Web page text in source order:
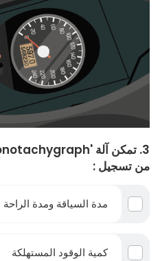
من تسجيل :
مدة السياقة ومدة الراحة
كمية الوقود المستهلكة